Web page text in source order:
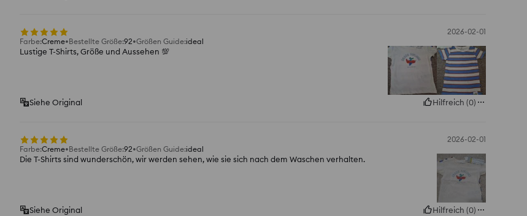
2026-02-01
Farbe:Creme Bestellte Größe:92 Größen Guide:ideal
Lustige T-Shirts, Größe und Aussehen 💯
Siehe Original Hilfreich (0)
2026-02-01
Farbe:Creme Bestellte Größe:92 Größen Guide:ideal
Die T-Shirts sind wunderschön, wir werden sehen, wie sie sich nach dem Waschen verhalten.
Siehe Original Hilfreich (0)